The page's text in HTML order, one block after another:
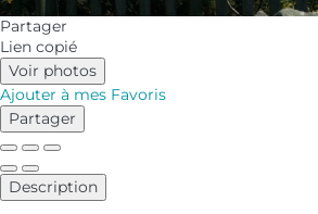
Partager
Lien copié
Voir photos
Ajouter à mes Favoris
Partager
Description